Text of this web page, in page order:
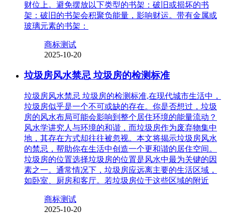
财位上。避免摆放以下类型的书架：破旧或损坏的书
架：破旧的书架会积聚负能量，影响财运。带有金属或
玻璃元素的书架：
商标测试
2025-10-20
垃圾房风水禁忌 垃圾房的检测标准
垃圾房风水禁忌 垃圾房的检测标准,在现代城市生活中，
垃圾房似乎是一个不可或缺的存在。你是否想过，垃圾
房的风水布局可能会影响到整个居住环境的能量流动？
风水学讲究人与环境的和谐，而垃圾房作为废弃物集中
地，其存在方式却往往被忽视。本文将揭示垃圾房风水
的禁忌，帮助你在生活中创造一个更和谐的居住空间。
垃圾房的位置选择垃圾房的位置是风水中最为关键的因
素之一。通常情况下，垃圾房应远离主要的生活区域，
如卧室、厨房和客厅。若垃圾房位于这些区域的附近
商标测试
2025-10-20